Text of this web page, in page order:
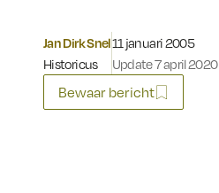
Jan Dirk Snel
Historicus
Gepubliceerd op:
11 januari 2005
Update 7 april 2020
Bewaar bericht